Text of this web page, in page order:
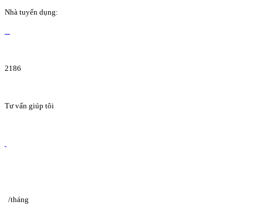
Nhà tuyển dụng:
2186
Tư vấn giúp tôi
/tháng